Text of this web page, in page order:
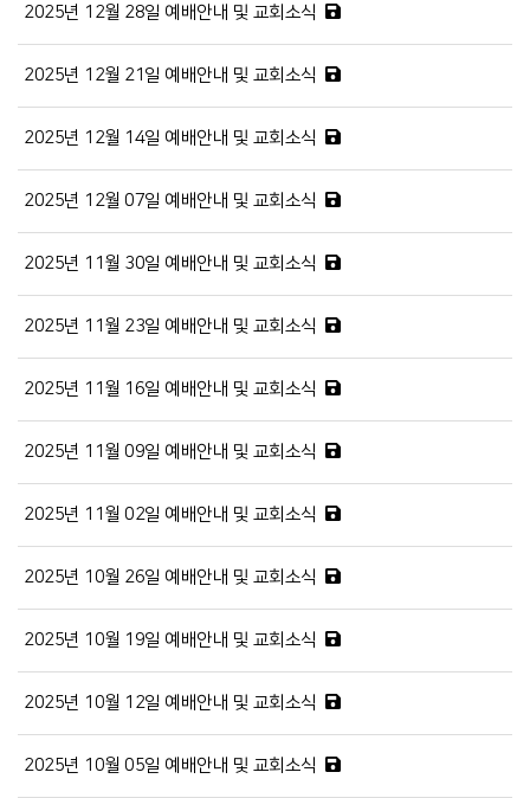
2025년 12월 28일 예배안내 및 교회소식
2025년 12월 21일 예배안내 및 교회소식
2025년 12월 14일 예배안내 및 교회소식
2025년 12월 07일 예배안내 및 교회소식
2025년 11월 30일 예배안내 및 교회소식
2025년 11월 23일 예배안내 및 교회소식
2025년 11월 16일 예배안내 및 교회소식
2025년 11월 09일 예배안내 및 교회소식
2025년 11월 02일 예배안내 및 교회소식
2025년 10월 26일 예배안내 및 교회소식
2025년 10월 19일 예배안내 및 교회소식
2025년 10월 12일 예배안내 및 교회소식
2025년 10월 05일 예배안내 및 교회소식